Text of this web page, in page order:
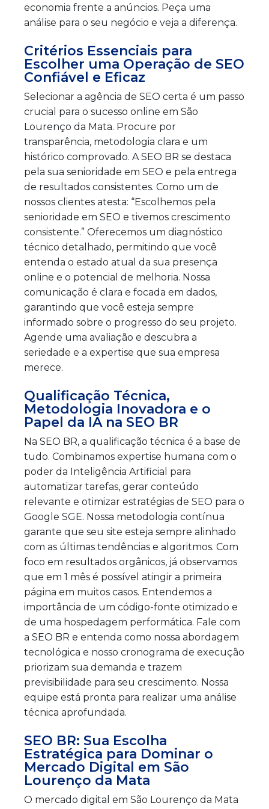
economia frente a anúncios. Peça uma
análise para o seu negócio e veja a diferença.
Critérios Essenciais para
Escolher uma Operação de SEO
Confiável e Eficaz
Selecionar a agência de SEO certa é um passo
crucial para o sucesso online em São
Lourenço da Mata. Procure por
transparência, metodologia clara e um
histórico comprovado. A SEO BR se destaca
pela sua senioridade em SEO e pela entrega
de resultados consistentes. Como um de
nossos clientes atesta: “Escolhemos pela
senioridade em SEO e tivemos crescimento
consistente.” Oferecemos um diagnóstico
técnico detalhado, permitindo que você
entenda o estado atual da sua presença
online e o potencial de melhoria. Nossa
comunicação é clara e focada em dados,
garantindo que você esteja sempre
informado sobre o progresso do seu projeto.
Agende uma avaliação e descubra a
seriedade e a expertise que sua empresa
merece.
Qualificação Técnica,
Metodologia Inovadora e o
Papel da IA na SEO BR
Na SEO BR, a qualificação técnica é a base de
tudo. Combinamos expertise humana com o
poder da Inteligência Artificial para
automatizar tarefas, gerar conteúdo
relevante e otimizar estratégias de SEO para o
Google SGE. Nossa metodologia contínua
garante que seu site esteja sempre alinhado
com as últimas tendências e algoritmos. Com
foco em resultados orgânicos, já observamos
que em 1 mês é possível atingir a primeira
página em muitos casos. Entendemos a
importância de um código-fonte otimizado e
de uma hospedagem performática. Fale com
a SEO BR e entenda como nossa abordagem
tecnológica e nosso cronograma de execução
priorizam sua demanda e trazem
previsibilidade para seu crescimento. Nossa
equipe está pronta para realizar uma análise
técnica aprofundada.
SEO BR: Sua Escolha
Estratégica para Dominar o
Mercado Digital em São
Lourenço da Mata
O mercado digital em São Lourenço da Mata